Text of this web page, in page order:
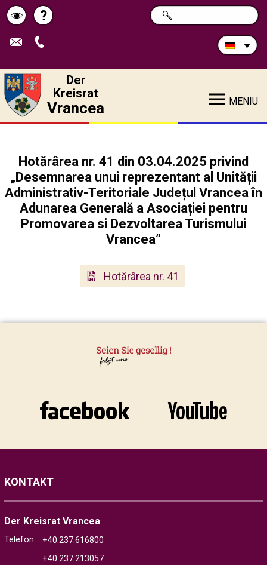
Schimbă
contrastul
Pagina
de
?
Durchsuchen
Sie
SUCHE
Der
Kreisrat
Vrancea MENIU
Hotărârea nr. 41 din 03.04.2025 privind
„Desemnarea unui reprezentant al Unității
Administrativ-Teritoriale Județul Vrancea în
Adunarea Generală a Asociației pentru
Promovarea si Dezvoltarea Turismului
Vrancea”
Hotărârea nr. 41
KONTAKT
Der Kreisrat Vrancea
Telefon:
+40.237.616800
+40.237.213057